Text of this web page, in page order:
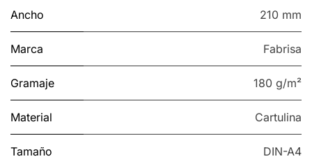
Ancho 210 mm
Marca Fabrisa
Gramaje 180 g/m²
Material Cartulina
Tamaño DIN-A4